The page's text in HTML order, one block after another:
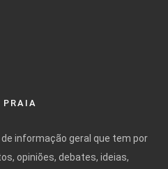
PRAIA
informação geral que tem por
opiniões, debates, ideias,